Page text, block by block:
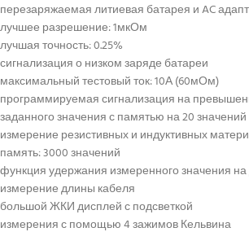
перезаряжаемая литиевая батарея и AC
лучшее разрешение: 1мкОм
лучшая точность: 0.25%
сигнализация о низком заряде батареи
максимальный тестовый ток: 10А (60мОм)
программируемая сигнализация на
заданного значения с памятью на 20 значений
измерение резистивных и индуктивных
память: 3000 значений
функция удержания измеренного значения
измерение длины кабеля
большой ЖКИ дисплей с подсветкой
измерения с помощью 4 зажимов Кельвина